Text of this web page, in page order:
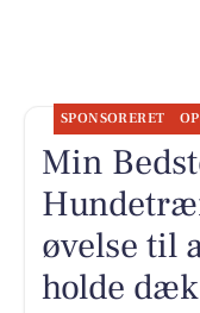
SPONSORERET
Min
øvelse til
holde dæk